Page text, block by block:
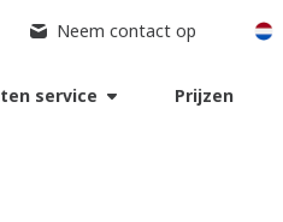
Neem contact op
service Prijzen